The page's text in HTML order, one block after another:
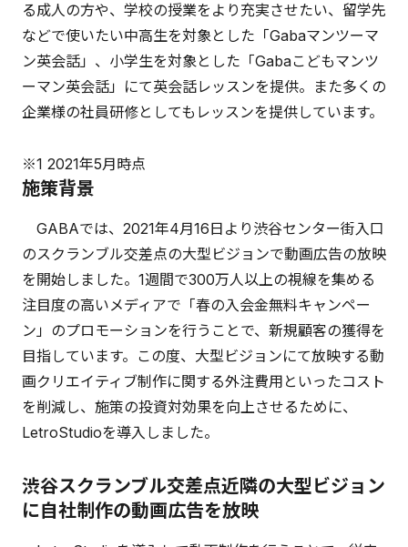
る成人の方や、学校の授業をより充実させたい、留学先
などで使いたい中高生を対象とした「Gabaマンツーマ
ン英会話」、小学生を対象とした「Gabaこどもマンツ
ーマン英会話」にて英会話レッスンを提供。また多くの
企業様の社員研修としてもレッスンを提供しています。
※1 2021年5月時点
施策背景
GABAでは、2021年4月16日より渋谷センター街入口
のスクランブル交差点の大型ビジョンで動画広告の放映
を開始しました。1週間で300万人以上の視線を集める
注目度の高いメディアで「春の入会金無料キャンペー
ン」のプロモーションを行うことで、新規顧客の獲得を
目指しています。この度、大型ビジョンにて放映する動
画クリエイティブ制作に関する外注費用といったコスト
を削減し、施策の投資対効果を向上させるために、
LetroStudioを導入しました。
渋谷スクランブル交差点近隣の大型ビジョン
に自社制作の動画広告を放映